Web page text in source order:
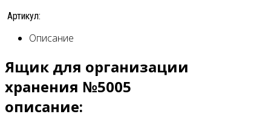
Артикул:
Описание
Ящик для организации
хранения №5005
описание: